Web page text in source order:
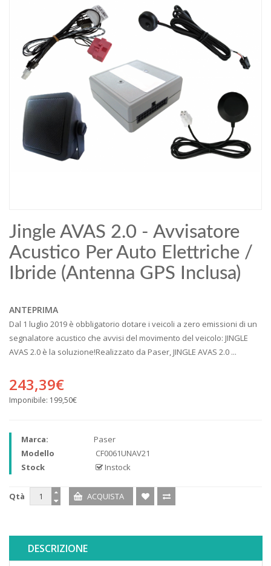
Jingle AVAS 2.0 - Avvisatore
Acustico Per Auto Elettriche /
Ibride (antenna GPS Inclusa)
ANTEPRIMA
Dal 1 luglio 2019 è obbligatorio dotare i veicoli a zero emissioni di un
segnalatore acustico che avvisi del movimento del veicolo: JINGLE
AVAS 2.0 è la soluzione!Realizzato da Paser, JINGLE AVAS 2.0 ...
243,39€
Imponibile: 199,50€
Marca:
Paser
Modello
CF0061UNAV21
Stock
Instock
Qtà
DESCRIZIONE